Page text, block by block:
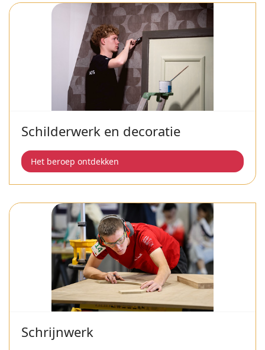
Schilderwerk en decoratie
Het beroep ontdekken
Schrijnwerk